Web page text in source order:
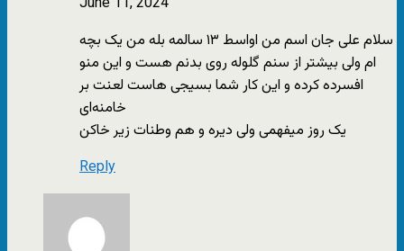
سلام علی جان اسم من اواسط ۱۳ سالمه بله من یک بچه
ام ولی بیشتر از سنم گلوله روی بدنم هست و این منو
افسرده کرده و این کار شما بسیجی هاست لعنت بر
خامنه‌ای
یک روز میفهمی ولی دیره و هم وطنات زیر خاکن
Reply